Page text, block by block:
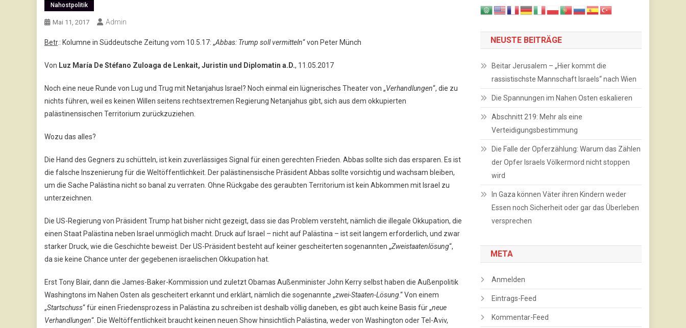
Nahostpolitik
Mai 11, 2017 Admin
Betr.: Kolumne in Süddeutsche Zeitung vom 10.5.17: „Abbas: Trump soll vermitteln“ von Peter Münch
Von Luz María De Stéfano Zuloaga de Lenkait, Juristin und Diplomatin a.D., 11.05.2017
Noch eine neue Runde von Lug und Trug mit Netanjahus Israel? Noch einmal ein lügnerisches Theater von „Verhandlungen“, die zu
nichts führen, weil es keinen Willen seitens rechtsextremen Regierung Netanjahus gibt, sich aus dem okkupierten
palästinensischen Territorium zurückzuziehen.
Wozu das alles?
Die Hand des Gegners zu schütteln, ist kein zuverlässiges Signal für einen gerechten Frieden. Abbas sollte sich das ersparen. Es ist
die falsche Inszenierung für die Weltöffentlichkeit. Der palästinensische Präsident Abbas sollte vorsichtig und wachsam bleiben,
um die Sache Palästina nicht so banal zu verraten. Ohne Rückgabe des geraubten Territorium ist kein Abkommen mit Israel zu
unterzeichnen.
Die US-Regierung von Präsident Trump hat bisher nicht gezeigt, dass sie das Problem versteht, nämlich die illegale Okkupation, die
einen Staat Palästina neben Israel unmöglich macht. Druck auf Israel – nicht auf Palästina – ist seit langem erforderlich, und zwar
starker Druck, wie die Geschichte beweist. Der US-Präsident besteht auf keiner gescheiterten sogenannten „Zweistaatenlösung“,
da sie keine Chance unter der gegebenen israelischen Okkupation hat.
Erst Tony Blair, dann die James-Baker-Kommission und zuletzt Obamas Außenminister John Kerry selbst haben die Außenpolitik
Washingtons im Nahen Osten als gescheitert erkannt und erklärt, nämlich die sogenannte „zwei-Staaten-Lösung.“ Von einem
„Startschuss“ für einen Friedensprozess in Palästina zu schreiben ist deshalb völlig daneben, es gibt auch keine Basis für „neue
Verhandlungen“. Die Weltöffentlichkeit braucht keinen neuen Show hinsichtlich Palästina, weder von Washington oder Tel-Aviv,
NEUSTE BEITRÄGE
Beitar Jerusalem – „Hier kommt die
rassistischste Mannschaft Israels“ nach Wien
Die Spannungen im Nahen Osten eskalieren
Abschnitt 219: Mehr als eine
Verteidigungsbestimmung
Die Falle der Opferzählung: Warum das Zählen
der Opfer Israels Völkermord nicht stoppen
wird
In Gaza können Väter ihren Kindern weder
Essen noch Sicherheit oder gar das Überleben
versprechen
META
Anmelden
Eintrags-Feed
Kommentar-Feed